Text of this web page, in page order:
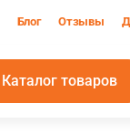
Блог Отзывы
Каталог товаров